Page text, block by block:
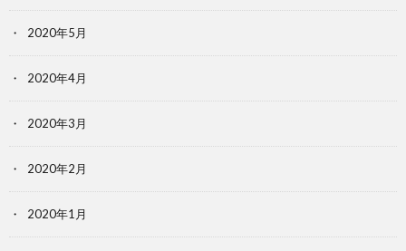
2020年5月
2020年4月
2020年3月
2020年2月
2020年1月